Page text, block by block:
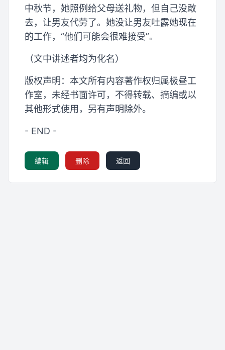
中秋节，她照例给父母送礼物，但自己没敢
去，让男友代劳了。她没让男友吐露她现在
的工作，“他们可能会很难接受”。
（文中讲述者均为化名）
版权声明：本文所有内容著作权归属极昼工
作室，未经书面许可，不得转载、摘编或以
其他形式使用，另有声明除外。
- END -
编辑 删除 返回